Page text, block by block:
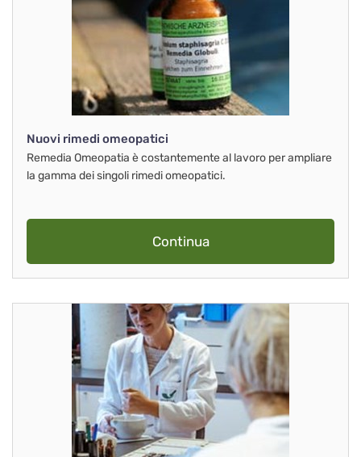
Nuovi rimedi omeopatici
Remedia Omeopatia è costantemente al lavoro per ampliare
la gamma dei singoli rimedi omeopatici.
Continua